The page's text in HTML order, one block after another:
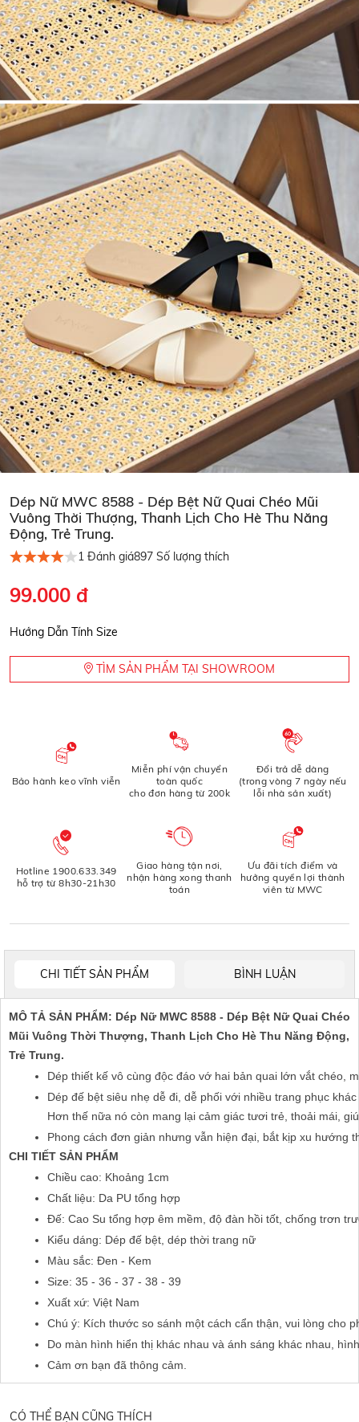
Dép Nữ MWC 8588 - Dép Bệt Nữ Quai Chéo Mũi
Vuông Thời Thượng, Thanh Lịch Cho Hè Thu Năng
Động, Trẻ Trung.
1 Đánh giá897 Số lượng thích
99.000 đ
Hướng Dẫn Tính Size
TÌM SẢN PHẨM TẠI SHOWROOM
Bảo hành keo vĩnh viễn
Miễn phí vận chuyển
toàn quốc
cho đơn hàng từ 200k
Đổi trả dễ dàng
(trong vòng 7 ngày nếu
lỗi nhà sản xuất)
Hotline 1900.633.349
hỗ trợ từ 8h30-21h30
Giao hàng tận nơi,
nhận hàng xong thanh
toán
Ưu đãi tích điểm và
hưởng quyền lợi thành
viên từ MWC
CHI TIẾT SẢN PHẨM BÌNH LUẬN
MÔ TẢ SẢN PHẨM: Dép Nữ MWC 8588 - Dép Bệt Nữ Quai Chéo
Mũi Vuông Thời Thượng, Thanh Lịch Cho Hè Thu Năng Động,
Trẻ Trung.
Dép thiết kế vô cùng độc đáo vớ hai bản quai lớn vắt chéo,
Dép đế bệt siêu nhẹ dễ đi, dễ phối với nhiều trang phục
Hơn thế nữa nó còn mang lại cảm giác tươi trẻ, thoải mái,
Phong cách đơn giản nhưng vẫn hiện đại, bắt kịp xu hướng
CHI TIẾT SẢN PHẨM
Chiều cao: Khoảng 1cm
Chất liệu: Da PU tổng hợp
Đế: Cao Su tổng hợp êm mềm, độ đàn hồi tốt, chống trơn
Kiểu dáng: Dép đế bệt, dép thời trang nữ
Màu sắc: Đen - Kem
Size: 35 - 36 - 37 - 38 - 39
Xuất xứ: Việt Nam
Chú ý: Kích thước so sánh một cách cẩn thận, vui lòng cho
Do màn hình hiển thị khác nhau và ánh sáng khác nhau,
Cảm ơn bạn đã thông cảm.
CÓ THỂ BẠN CŨNG THÍCH